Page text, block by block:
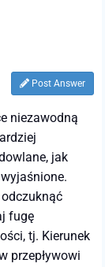
Post Answer
niezawodną
jak
odczuknąć
fugę
tj. Kierunek
przepływowi